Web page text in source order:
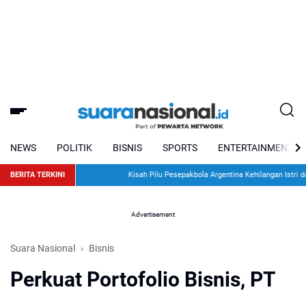
NEWS POLITIK BISNIS SPORTS ENTERTAINMENT
BERITA TERKINI Kisah Pilu Pesepakbola Argentina Kehilangan Istri dan
Advertisement
Suara Nasional Bisnis
Perkuat Portofolio Bisnis, PT